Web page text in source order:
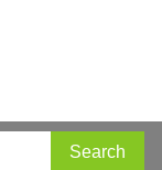
von Ford und